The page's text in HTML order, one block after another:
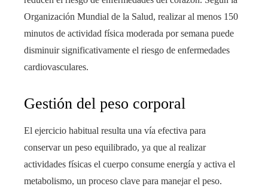
Organización Mundial de la Salud, realizar al menos 150
minutos de actividad física moderada por semana puede
disminuir significativamente el riesgo de enfermedades
cardiovasculares.
Gestión del peso corporal
El ejercicio habitual resulta una vía efectiva para
conservar un peso equilibrado, ya que al realizar
actividades físicas el cuerpo consume energía y activa el
metabolismo, un proceso clave para manejar el peso.